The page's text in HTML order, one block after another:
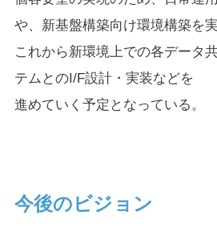
や、新基盤構築向け環境構築を
これから新環境上での各データ
テムとのI/F設計・実装などを
進めていく予定となっている。
今後のビジョン